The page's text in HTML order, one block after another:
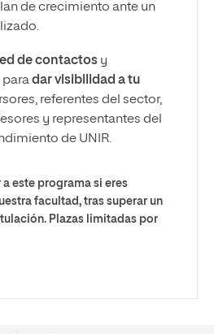
de crecimiento ante un
de contactos y
dar visibilidad a tu
referentes del sector,
y representantes del
de UNIR.
a este programa si eres
facultad, tras superar un
Plazas limitadas por